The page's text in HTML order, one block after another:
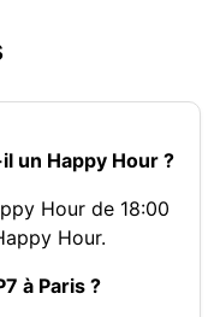
un Happy Hour ?
Hour de 18:00
Hour.
à Paris ?